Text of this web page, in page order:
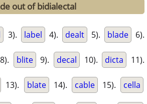
out of bidialectal
3). label 4). dealt 5). blade 6).
8). blite 9). decal 10). dicta 11).
13). blate 14). cable 15). cella